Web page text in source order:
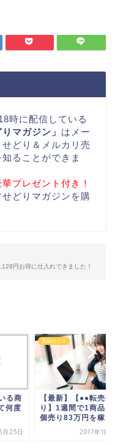
時に配信している
マガジン」 はメー
どり＆メルカリ売
ることができま
プレゼント付き！
どりマガジンを購
円お得に仕入れできました！
る商
何度
月25日
電脳せどり
【最新】【●●転売せ
り】1週間で1商品を
個売り83万円を稼ぎ
2017年10